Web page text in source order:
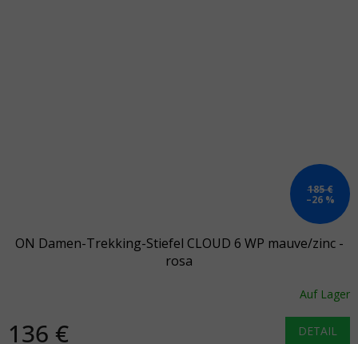
185 €
–26 %
ON Damen-Trekking-Stiefel CLOUD 6 WP mauve/zinc -
rosa
Auf Lager
136 € DETAIL